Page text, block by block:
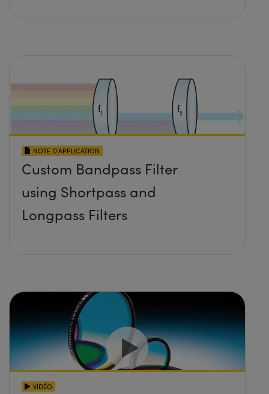
NOTE D’APPLICATION
Custom Bandpass Filter
using Shortpass and
Longpass Filters
VIDÉO